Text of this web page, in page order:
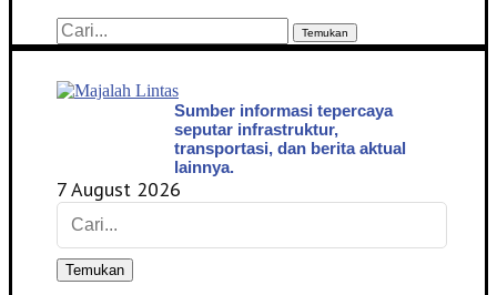
Temukan
Sumber informasi tepercaya
seputar infrastruktur,
transportasi, dan berita aktual
lainnya.
7 August 2026
Temukan